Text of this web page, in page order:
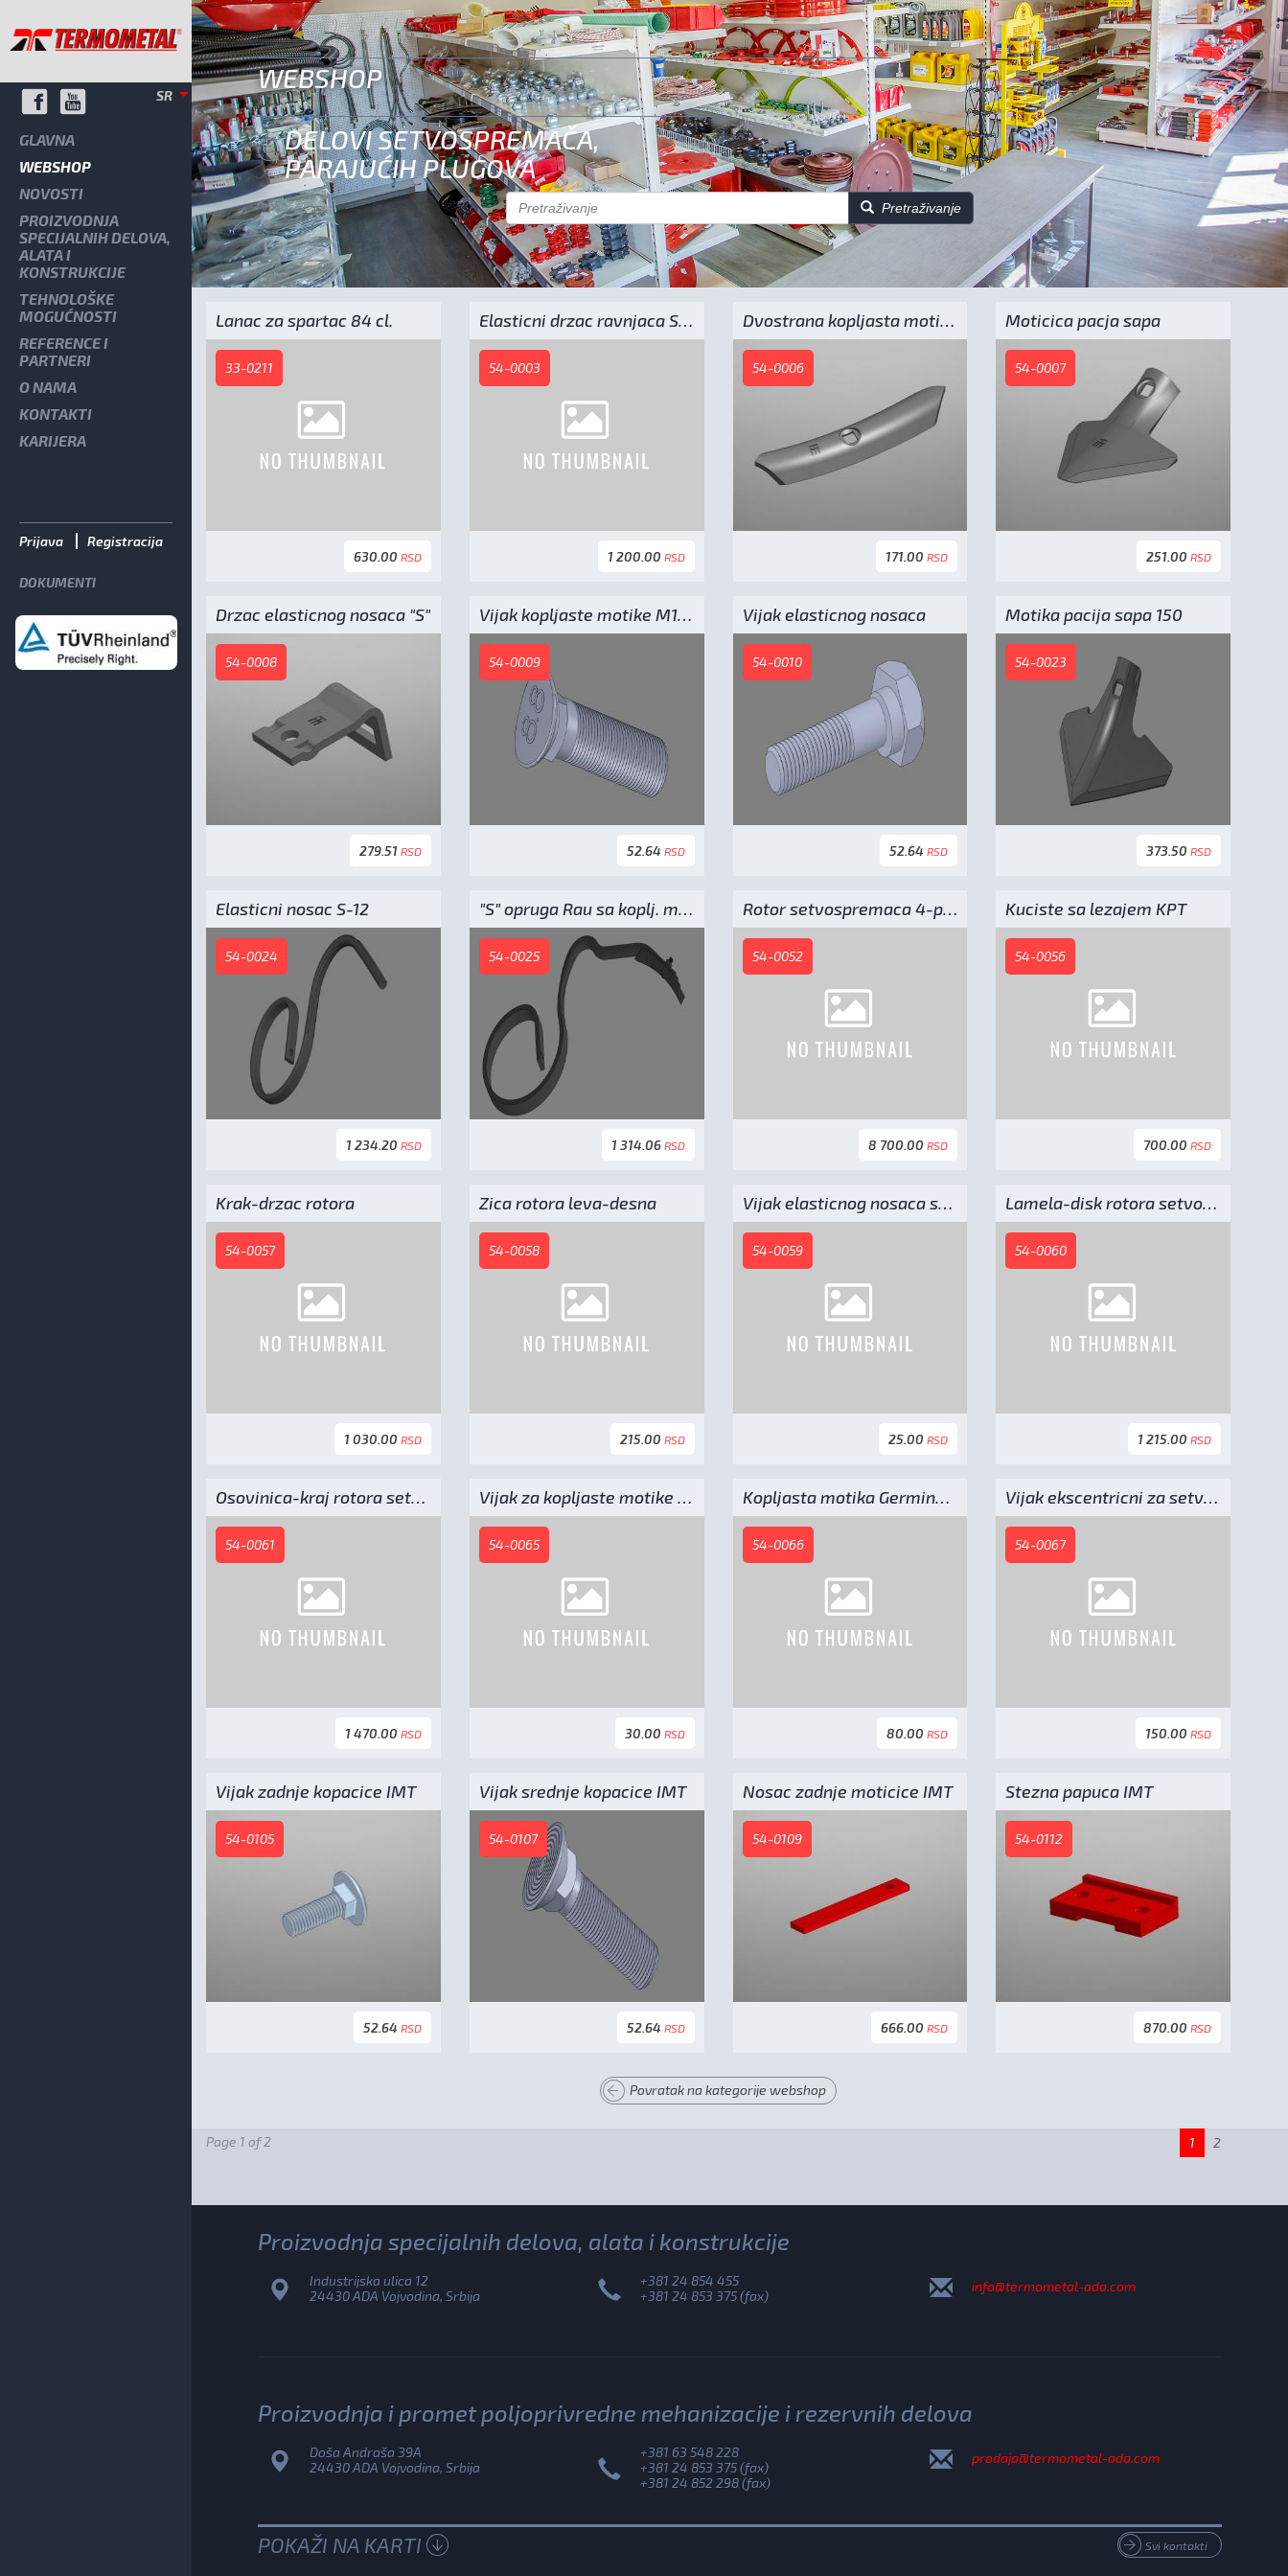
SR
GLAVNA
WEBSHOP
NOVOSTI
PROIZVODNJA
SPECIJALNIH DELOVA,
ALATA I
KONSTRUKCIJE
TEHNOLOŠKE
MOGUĆNOSTI
REFERENCE I
PARTNERI
O NAMA
KONTAKTI
KARIJERA
Prijava Registracija
DOKUMENTI
WEBSHOP
DELOVI SETVOSPREMAČA,
PARAJUĆIH PLUGOVA
Pretraživanje
Lanac za spartac 84 cl.
33-0211
630.00 RSD
Elasticni drzac ravnjaca S-10 - F10SVV/M
54-0003
1 200.00 RSD
Dvostrana kopljasta moticica
54-0006
171.00RSD
Moticica pacja sapa
54-0007
251.00 RSD
Drzac elasticnog nosaca "S"
54-0008
279.51 RSD
Vijak kopljaste motike M10x38
54-0009
52.64 RSD
Vijak elasticnog nosaca
54-0010
52.64RSD
Motika pacija sapa 150
54-0023
373.50 RSD
Elasticni nosac S-12
54-0024
1 234.20 RSD
"S" opruga Rau sa koplj. motikom
54-0025
1 314.06 RSD
Rotor setvospremaca 4-polja kpt L-950mm
54-0052
8 700.00RSD
Kuciste sa lezajem KPT
54-0056
700.00 RSD
Krak-drzac rotora
54-0057
1 030.00 RSD
Zica rotora leva-desna
54-0058
215.00 RSD
Vijak elasticnog nosaca sa maticom - M12x50
54-0059
25.00RSD
Lamela-disk rotora setvospremaca
54-0060
1 215.00 RSD
Osovinica-kraj rotora setvospremaca
54-0061
1 470.00 RSD
Vijak za kopljaste motike sa navtrkom - M10x38
54-0065
30.00 RSD
Kopljasta motika Germinator
54-0066
80.00RSD
Vijak ekscentricni za setvospremac IMT - M12x50
54-0067
150.00 RSD
Vijak zadnje kopacice IMT
54-0105
52.64 RSD
Vijak srednje kopacice IMT
54-0107
52.64 RSD
Nosac zadnje moticice IMT
54-0109
666.00RSD
Stezna papuca IMT
54-0112
870.00 RSD
Povratak na kategorije webshop
Page 1 of 2 1 2
Proizvodnja specijalnih delova, alata i konstrukcije
Industrijska ulica 12
24430 ADA Vojvodina, Srbija
+381 24 854 455
+381 24 853 375 (fax)
info@termometal-ada.com
Proizvodnja i promet poljoprivredne mehanizacije i rezervnih delova
Doša Andraša 39A
24430 ADA Vojvodina, Srbija
+381 63 548 228
+381 24 853 375 (fax)
+381 24 852 298 (fax)
prodaja@termometal-ada.com
Svi kontakti
POKAŽI NA KARTI